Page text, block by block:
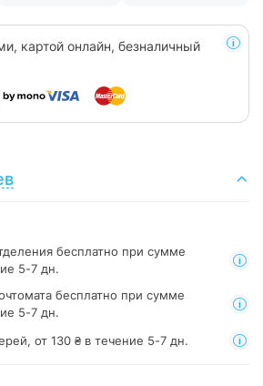
картой онлайн, безналичный
бесплатно при сумме
5-7 дн.
бесплатно при сумме
5-7 дн.
от 130 ₴ в течение 5-7 дн.